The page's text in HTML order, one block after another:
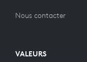
Nous contacter
VALEURS